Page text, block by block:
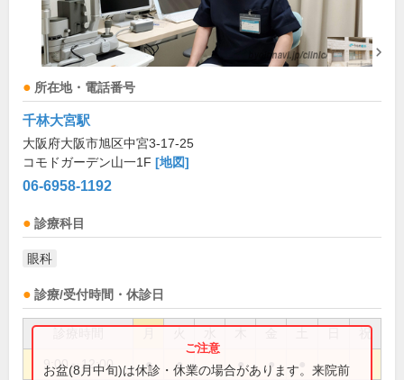
所在地・電話番号
千林大宮駅
大阪府大阪市旭区中宮3-17-25
コモドガーデン山一1F [地図]
06-6958-1192
診療科目
眼科
診療/受付時間・休診日
祝
9:00～12:00 ● ● ● ●
お盆(8月中旬)は休診・休業の場合があります。来院前